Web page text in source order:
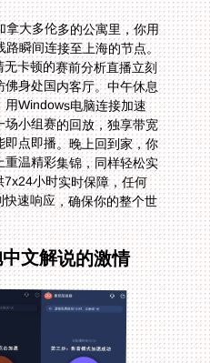
大多伦多的公寓里，你用
路瞬间连接至上海的节点。
频APP，高清无卡顿的赛前分析直播立刻
说声音让你仿佛身处国内客厅。中午休息
公司的办公室，用Windows电脑连接加速
体育观看另一场小组赛的回放，独享带宽
司网络下也能即点即播。晚上回到家，你
子在大屏幕上重温精彩集锦，同样轻松实
后技术团队提供7x24小时实时保障，任何
问题都能得到快速响应，确保你的整个世
文解说的激情